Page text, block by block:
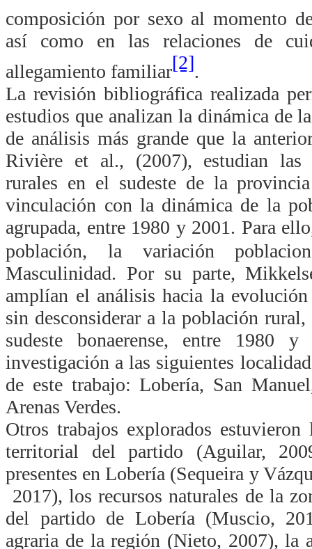
composición por sexo al momento
así como en las relaciones de
allegamiento familiar[2].
La revisión bibliográfica realizada
estudios que analizan la dinámica de
de análisis más grande que la
Rivière et al., (2007), estudian las
rurales en el sudeste de la
vinculación con la dinámica de la
agrupada, entre 1980 y 2001. Para
población, la variación
Masculinidad. Por su parte,
amplían el análisis hacia la
sin desconsiderar a la población
sudeste bonaerense, entre 1980
investigación a las siguientes
de este trabajo: Lobería, San
Arenas Verdes.
Otros trabajos explorados
territorial del partido (Aguilar,
presentes en Lobería (Sequeira y
2017), los recursos naturales de la
del partido de Lobería (Muscio,
agraria de la región (Nieto, 2007), la